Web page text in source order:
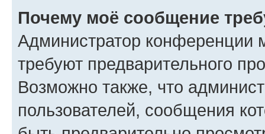
Почему моё сообщение
Администратор конференции
требуют предварительного
Возможно также, что
пользователей, сообщения